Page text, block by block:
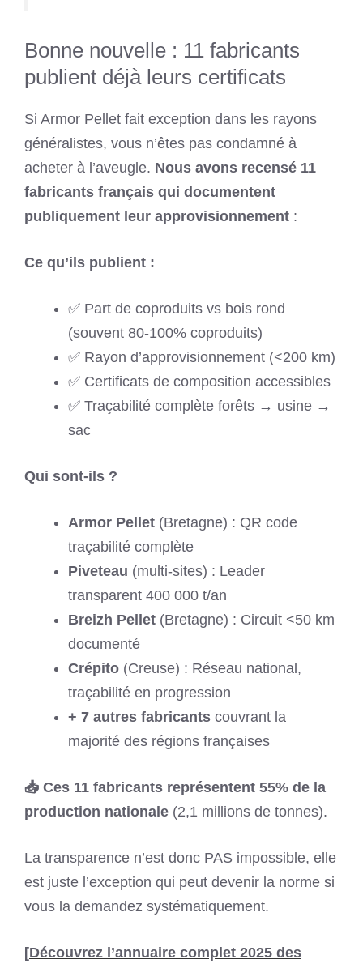
Bonne nouvelle : 11 fabricants
publient déjà leurs certificats
Si Armor Pellet fait exception dans les rayons
généralistes, vous n’êtes pas condamné à
acheter à l’aveugle. Nous avons recensé 11
fabricants français qui documentent
publiquement leur approvisionnement :
Ce qu’ils publient :
✅ Part de coproduits vs bois rond
(souvent 80-100% coproduits)
✅ Rayon d’approvisionnement (<200 km)
✅ Certificats de composition accessibles
✅ Traçabilité complète forêts → usine →
sac
Qui sont-ils ?
Armor Pellet (Bretagne) : QR code
traçabilité complète
Piveteau (multi-sites) : Leader
transparent 400 000 t/an
Breizh Pellet (Bretagne) : Circuit <50 km
documenté
Crépito (Creuse) : Réseau national,
traçabilité en progression
+ 7 autres fabricants couvrant la
majorité des régions françaises
📥 Ces 11 fabricants représentent 55% de la
production nationale (2,1 millions de tonnes).
La transparence n’est donc PAS impossible, elle
est juste l’exception qui peut devenir la norme si
vous la demandez systématiquement.
[Découvrez l’annuaire complet 2025 des